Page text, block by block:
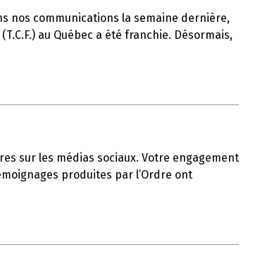
nos communications la semaine dernière,
au Québec a été franchie. Désormais,
sur les médias sociaux. Votre engagement
produites par l’Ordre ont